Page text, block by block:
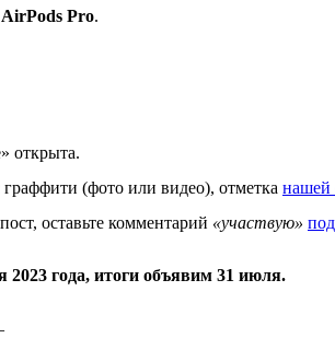
Pro.
открыта.
(фото или видео), отметка нашей
оставьте комментарий «участвую»
года, итоги объявим 31 июля.